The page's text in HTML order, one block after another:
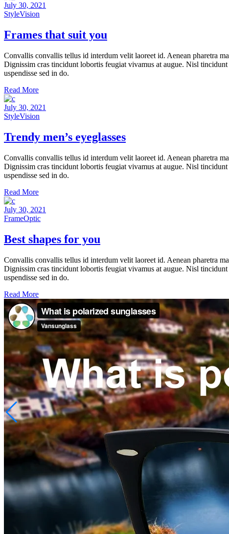
July 30, 2021
StyleVision
Frames that suit you
Convallis convallis tellus id interdum velit laoreet id. Aenean pharetra
Dignissim cras tincidunt lobortis feugiat vivamus at augue. Nisl
uspendisse sed in do.
Read More
July 30, 2021
StyleVision
Trendy men’s eyeglasses
Convallis convallis tellus id interdum velit laoreet id. Aenean pharetra
Dignissim cras tincidunt lobortis feugiat vivamus at augue. Nisl
uspendisse sed in do.
Read More
July 30, 2021
FrameOptic
Best shapes for you
Convallis convallis tellus id interdum velit laoreet id. Aenean pharetra
Dignissim cras tincidunt lobortis feugiat vivamus at augue. Nisl
uspendisse sed in do.
Read More